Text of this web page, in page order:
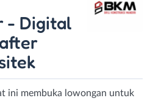
- Digital
ini membuka lowongan untuk